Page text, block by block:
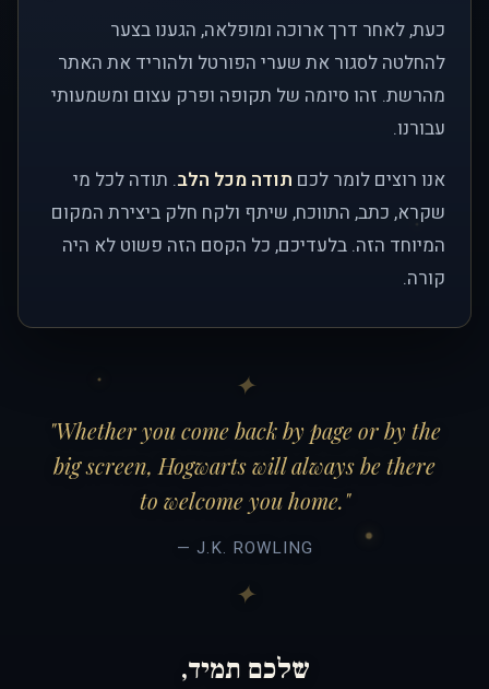
כעת, לאחר דרך ארוכה ומופלאה, הגענו בצער
להחלטה לסגור את שערי הפורטל ולהוריד את האתר
מהרשת. זהו סיומה של תקופה ופרק עצום ומשמעותי
עבורנו.
אנו רוצים לומר לכם תודה מכל הלב. תודה לכל מי
שקרא, כתב, התווכח, שיתף ולקח חלק ביצירת המקום
המיוחד הזה. בלעדיכם, כל הקסם הזה פשוט לא היה
קורה.
"Whether you come back by page or by the
big screen, Hogwarts will always be there
to welcome you home."
— J.K. ROWLING
שלכם תמיד,